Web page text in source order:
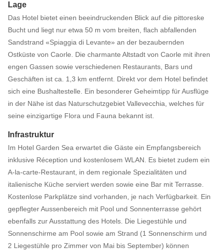
Lage
Das Hotel bietet einen beeindruckenden Blick auf die pittoreske
Bucht und liegt nur etwa 50 m vom breiten, flach abfallenden
Sandstrand «Spiaggia di Levante» an der bezaubernden
Ostküste von Caorle. Die charmante Altstadt von Caorle mit ihren
engen Gassen sowie verschiedenen Restaurants, Bars und
Geschäften ist ca. 1,3 km entfernt. Direkt vor dem Hotel befindet
sich eine Bushaltestelle. Ein besonderer Geheimtipp für Ausflüge
in der Nähe ist das Naturschutzgebiet Vallevecchia, welches für
seine einzigartige Flora und Fauna bekannt ist.
Infrastruktur
Im Hotel Garden Sea erwartet die Gäste ein Empfangsbereich
inklusive Réception und kostenlosem WLAN. Es bietet zudem ein
A-la-carte-Restaurant, in dem regionale Spezialitäten und
italienische Küche serviert werden sowie eine Bar mit Terrasse.
Kostenlose Parkplätze sind vorhanden, je nach Verfügbarkeit. Ein
gepflegter Aussenbereich mit Pool und Sonnenterrasse gehört
ebenfalls zur Ausstattung des Hotels. Die Liegestühle und
Sonnenschirme am Pool sowie am Strand (1 Sonnenschirm und
2 Liegestühle pro Zimmer von Mai bis September) können